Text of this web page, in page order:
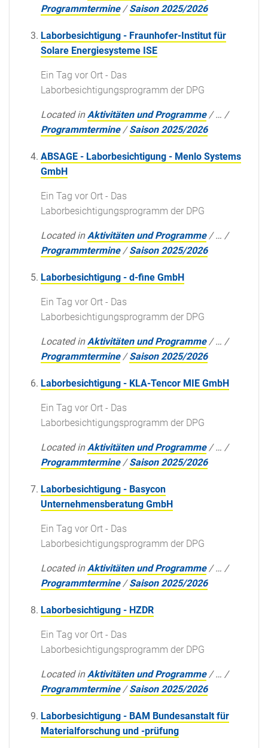
Programmtermine /Saison 2025/2026
Laborbesichtigung - Fraunhofer-Institut für
Solare Energiesysteme ISE
Ein Tag vor Ort - Das
Laborbesichtigungsprogramm der DPG
Located in Aktivitäten und Programme /… /
Programmtermine /Saison 2025/2026
ABSAGE - Laborbesichtigung - Menlo Systems
GmbH
Ein Tag vor Ort - Das
Laborbesichtigungsprogramm der DPG
Located in Aktivitäten und Programme /… /
Programmtermine /Saison 2025/2026
Laborbesichtigung - d-fine GmbH
Ein Tag vor Ort - Das
Laborbesichtigungsprogramm der DPG
Located in Aktivitäten und Programme /… /
Programmtermine /Saison 2025/2026
Laborbesichtigung - KLA-Tencor MIE GmbH
Ein Tag vor Ort - Das
Laborbesichtigungsprogramm der DPG
Located in Aktivitäten und Programme /… /
Programmtermine /Saison 2025/2026
Laborbesichtigung - Basycon
Unternehmensberatung GmbH
Ein Tag vor Ort - Das
Laborbesichtigungsprogramm der DPG
Located in Aktivitäten und Programme /… /
Programmtermine /Saison 2025/2026
Laborbesichtigung - HZDR
Ein Tag vor Ort - Das
Laborbesichtigungsprogramm der DPG
Located in Aktivitäten und Programme /… /
Programmtermine /Saison 2025/2026
Laborbesichtigung - BAM Bundesanstalt für
Materialforschung und -prüfung